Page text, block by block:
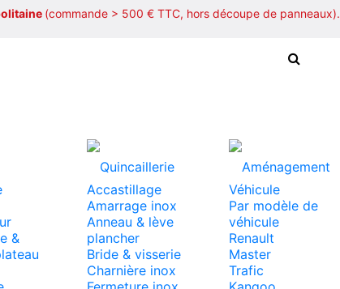
(commande > 500 € TTC, hors découpe de panneaux).
&
Quincaillerie
Accastillage
Amarrage inox
Anneau & lève
plancher
Bride & visserie
Charnière inox
Aménagement
Véhicule
Par modèle de
véhicule
Renault
Master
Trafic